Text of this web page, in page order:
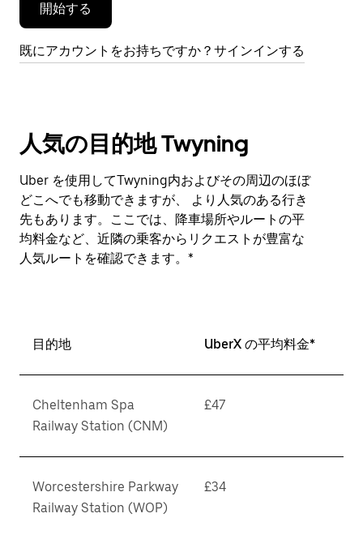
開始する
既にアカウントをお持ちですか？サインインする
人気の目的地 Twyning
Uber を使用してTwyning内およびその周辺のほぼ
どこへでも移動できますが、 より人気のある行き
先もあります。ここでは、降車場所やルートの平
均料金など、近隣の乗客からリクエストが豊富な
人気ルートを確認できます。*
目的地 UberX の平均料金*
Cheltenham Spa
Railway Station (CNM)
£47
Worcestershire Parkway
Railway Station (WOP)
£34